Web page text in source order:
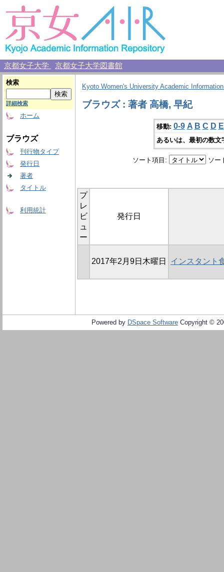
京都女子大学 京都女子大学図書館
検索
詳細検索
ホーム
ブラウズ
刊行物タイプ
発行日
著者
タイトル
利用統計
Kyoto Women's University Academic
ブラウズ : 著者 高橋, 早紀
移動: 0-9 A B C D E
あるいは、最初の数
ソート項目: ソー
プ
レ
ビ
ュ
ー
発行日
2017年2月9日木曜日 インスタント
Powered by DSpace Software Copyright ©